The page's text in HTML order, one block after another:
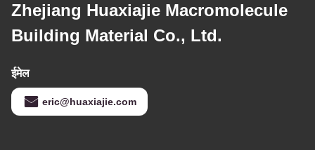
Zhejiang Huaxiajie Macromolecule
Building Material Co., Ltd.
ईमेल
eric@huaxiajie.com